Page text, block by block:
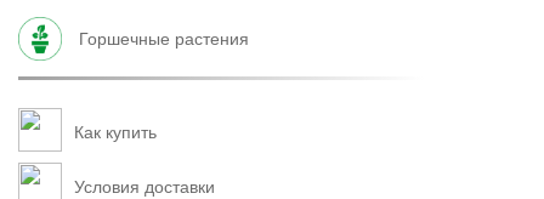
горшечные растения
Как купить
Условия доставки